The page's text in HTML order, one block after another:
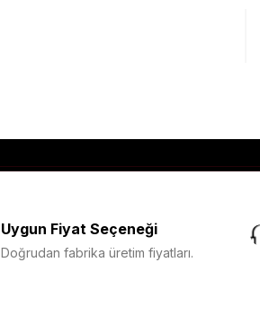
Uygun Fiyat Seçeneği
Doğrudan fabrika üretim fiyatları.